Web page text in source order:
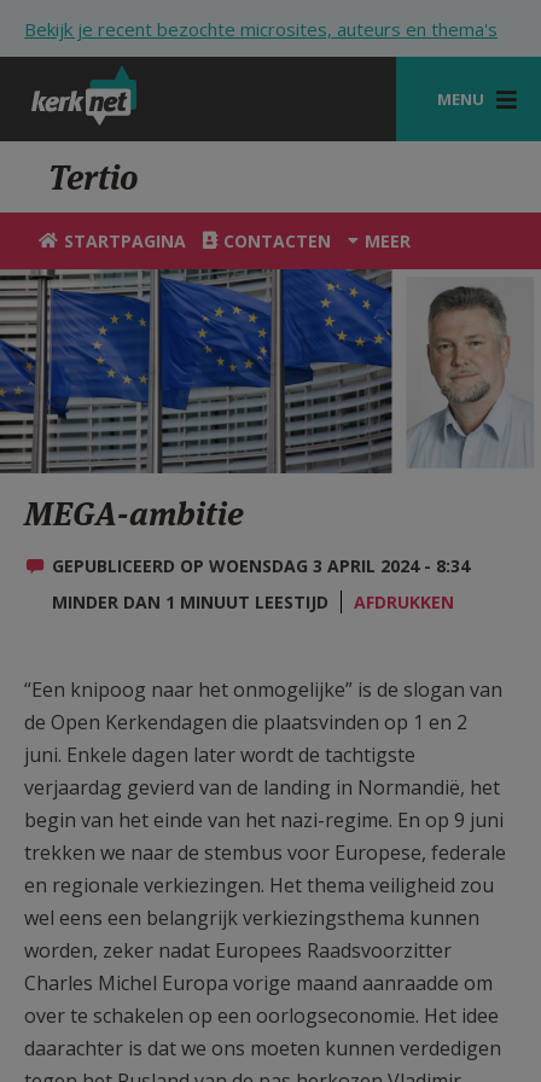
Bekijk je recent bezochte microsites, auteurs en thema's
MENU
STARTPAGINA
KERK
VIERINGEN
SHOP
ZOEKEN
HULP
STARTPAGINA PORTAAL
MIJN PAROCHIE
AANMELDEN OF REGISTREREN
Tertio
STARTPAGINA CONTACTEN MEER
MEGA-ambitie
GEPUBLICEERD OP WOENSDAG 3 APRIL 2024 - 8:34
MINDER DAN 1 MINUUT LEESTIJD
AFDRUKKEN
“Een knipoog naar het onmogelijke” is de slogan van
de Open Kerkendagen die plaatsvinden op 1 en 2
juni. Enkele dagen later wordt de tachtigste
verjaardag gevierd van de landing in Normandië, het
begin van het einde van het nazi-regime. En op 9 juni
trekken we naar de stembus voor Europese, federale
en regionale verkiezingen. Het thema veiligheid zou
wel eens een belangrijk verkiezingsthema kunnen
worden, zeker nadat Europees Raadsvoorzitter
Charles Michel Europa vorige maand aanraadde om
over te schakelen op een oorlogseconomie. Het idee
daarachter is dat we ons moeten kunnen verdedigen